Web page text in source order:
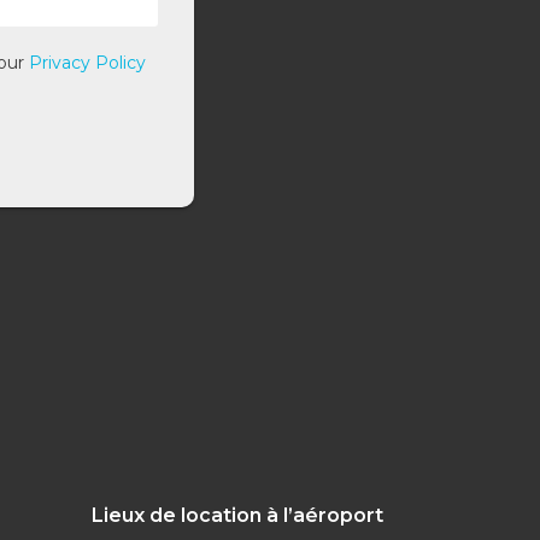
Privacy Policy
Lieux de location à l’aéroport